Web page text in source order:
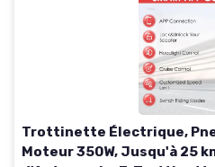
Trottinette Électrique,
Moteur 350W, Jusqu'à 25